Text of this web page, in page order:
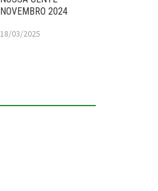
NOVEMBRO 2024
18/03/2025